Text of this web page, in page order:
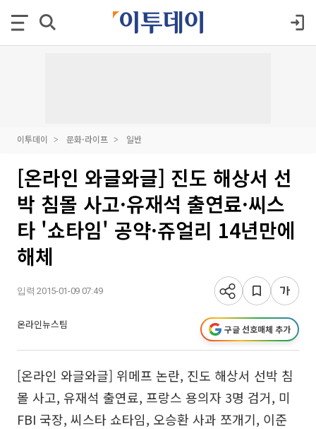
이투데이 문화·라이프 일반
[온라인 와글와글] 진도 해상서 선
박 침몰 사고·유재석 출연료·씨스
타 '쇼타임' 공약·쥬얼리 14년만에
해체
입력 2015-01-09 07:49
온라인뉴스팀 구글 선호매체 추가
[온라인 와글와글] 위메프 논란, 진도 해상서 선박 침
몰 사고, 유재석 출연료, 프랑스 용의자 3명 검거, 미
FBI 국장, 씨스타 쇼타임, 오승환 사과 쪼개기, 이준